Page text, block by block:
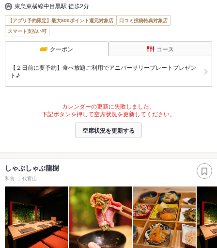
東急東横線中目黒駅 徒歩2分
【アプリ予約限定】最大800ポイント還元対象店
口コミ投稿特典対象店
スマート支払い可
クーポン コース
【２日前に要予約】食べ放題ご利用でアニバーサリープレートプレゼン
ト♪
カレンダーの更新に失敗しました。
下記ボタンを押して空席状況を更新してください。
空席状況を更新する
しゃぶしゃぶ龍樹
和食 代官山